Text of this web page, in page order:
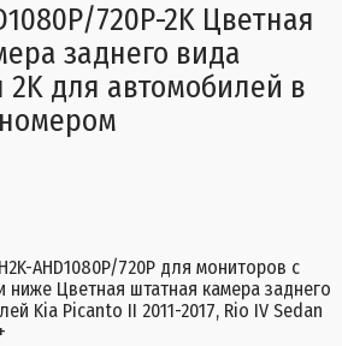
720P-2K Цветная
заднего вида
для автомобилей в
AHD1080P/720P для мониторов с
ниже Цветная штатная камера заднего
Kia Picanto II 2011-2017, Rio IV Sedan